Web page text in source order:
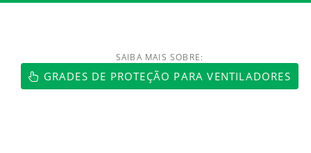
https://www.luftmaxi.com.br/
SAIBA MAIS SOBRE:
GRADES DE PROTEÇÃO PARA VENTILADORES